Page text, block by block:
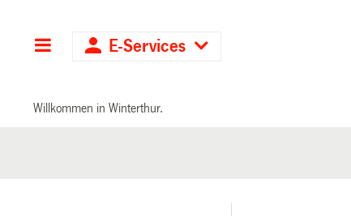
Hauptnavigation
E-Services
Willkommen in Winterthur.